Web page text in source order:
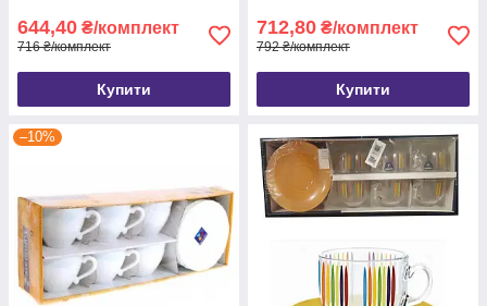
644,40 ₴/комплект
716 ₴/комплект
Купити
712,80 ₴/комплект
792 ₴/комплект
Купити
–10%